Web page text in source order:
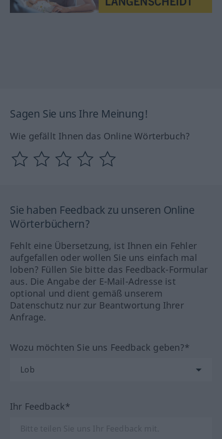
Sagen Sie uns Ihre Meinung!
Wie gefällt Ihnen das Online Wörterbuch?
Sie haben Feedback zu unseren Online
Wörterbüchern?
Fehlt eine Übersetzung, ist Ihnen ein Fehler
aufgefallen oder wollen Sie uns einfach mal
loben? Füllen Sie bitte das Feedback-Formular
aus. Die Angabe der E-Mail-Adresse ist
optional und dient gemäß unserem
Datenschutz nur zur Beantwortung Ihrer
Anfrage.
Wozu möchten Sie uns Feedback geben?*
Ihr Feedback*